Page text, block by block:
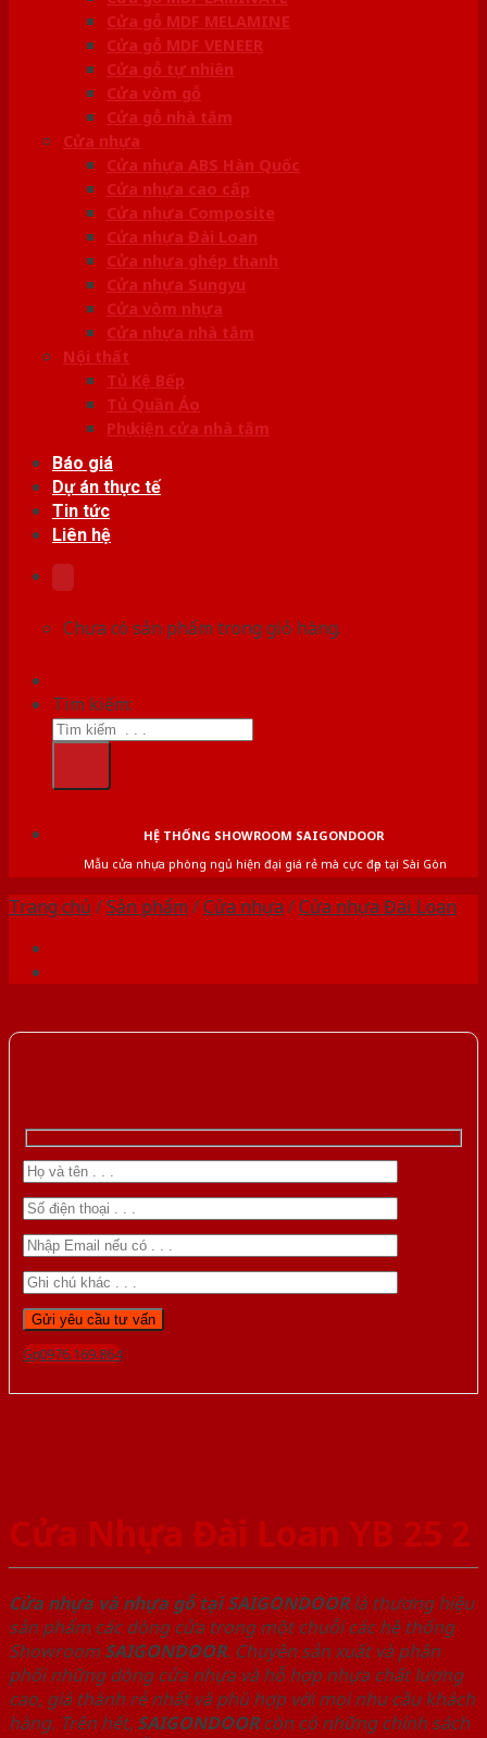
Cửa gỗ MDF MELAMINE
Cửa gỗ MDF VENEER
Cửa gỗ tự nhiên
Cửa vòm gỗ
Cửa gỗ nhà tắm
Cửa nhựa
Cửa nhựa ABS Hàn Quốc
Cửa nhựa cao cấp
Cửa nhựa Composite
Cửa nhựa Đài Loan
Cửa nhựa ghép thanh
Cửa nhựa Sungyu
Cửa vòm nhựa
Cửa nhựa nhà tắm
Nội thất
Tủ Kệ Bếp
Tủ Quần Áo
Phụ kiện cửa nhà tắm
Báo giá
Dự án thực tế
Tin tức
Liên hệ
Chưa có sản phẩm trong giỏ hàng.
Tìm kiếm:
HỆ THỐNG SHOWROOM SAIGONDOOR
Mẫu cửa nhựa phòng ngủ hiện đại giá rẻ mà cực đẹp tại Sài Gòn
Trang chủ /Sản phẩm /Cửa nhựa /Cửa nhựa Đài Loan
Gọi 0976.169.864
Cửa Nhựa Đài Loan YB 25 2
Cửa nhựa và nhựa gỗ tại SAIGONDOORlà thương hiệu
sản phẩm các dòng cửa trong một chuỗi các hệ thống
Showroom SAIGONDOOR. Chuyên sản xuất và phân
phối những dòng cửa nhựa và hỗ hợp nhựa chất lượng
cao, giá thành rẻ nhất và phù hợp với mọi nhu cầu khách
hàng. Trên hết, SAIGONDOORcòn có những chính sách